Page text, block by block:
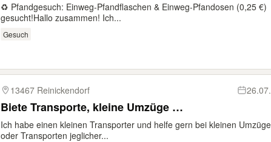
♻️ Pfandgesuch: Einweg-Pfandflaschen & Einweg-Pfandosen (0,25 €)
gesucht! ​Hallo zusammen! Ich...
Gesuch
13467 Reinickendorf
Biete Transporte, kleine Umzüge …
Ich habe einen kleinen Transporter und helfe gern bei kleinen
oder Transporten jeglicher...